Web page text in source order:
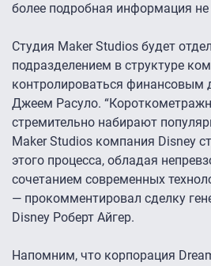
более подробная информация не
Студия Maker Studios будет
подразделением в структуре
контролироваться финансовым
Джеем Расуло.
стремительно набирают
Maker Studios компания Disney
этого процесса, обладая
сочетанием современных
— прокомментировал сделку
Disney Роберт Айгер.
Напомним, что корпорация